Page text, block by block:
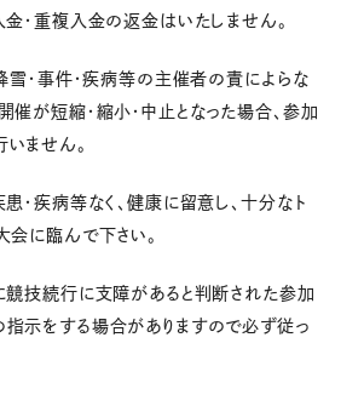
金・重複入金の返金はいたしません。
・事件・疾病等の主催者の責によらな
催が短縮・縮小・中止となった場合、参加
ません。
疾病等なく、健康に留意し、十分なト
会に臨んで下さい。
技続行に支障があると判断された参加
示をする場合がありますので必ず従っ